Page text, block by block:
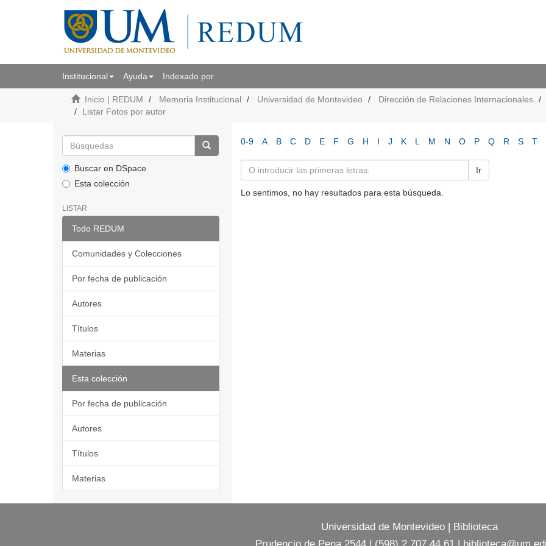
Institucional Ayuda Indexado por
Inicio | REDUM Memoria Institucional Universidad de Montevideo
Dirección de Relaciones Internacionales
Listar Fotos por autor
Buscar en DSpace
Esta colección
LISTAR
Todo REDUM
Comunidades y Colecciones
Por fecha de publicación
Autores
Títulos
Materias
Esta colección
Por fecha de publicación
Autores
Títulos
Materias
0-9 A B C D E F G H I J K L M N O P Q R S T
Ir
Lo sentimos, no hay resultados para esta búsqueda.
Universidad de Montevideo | Biblioteca